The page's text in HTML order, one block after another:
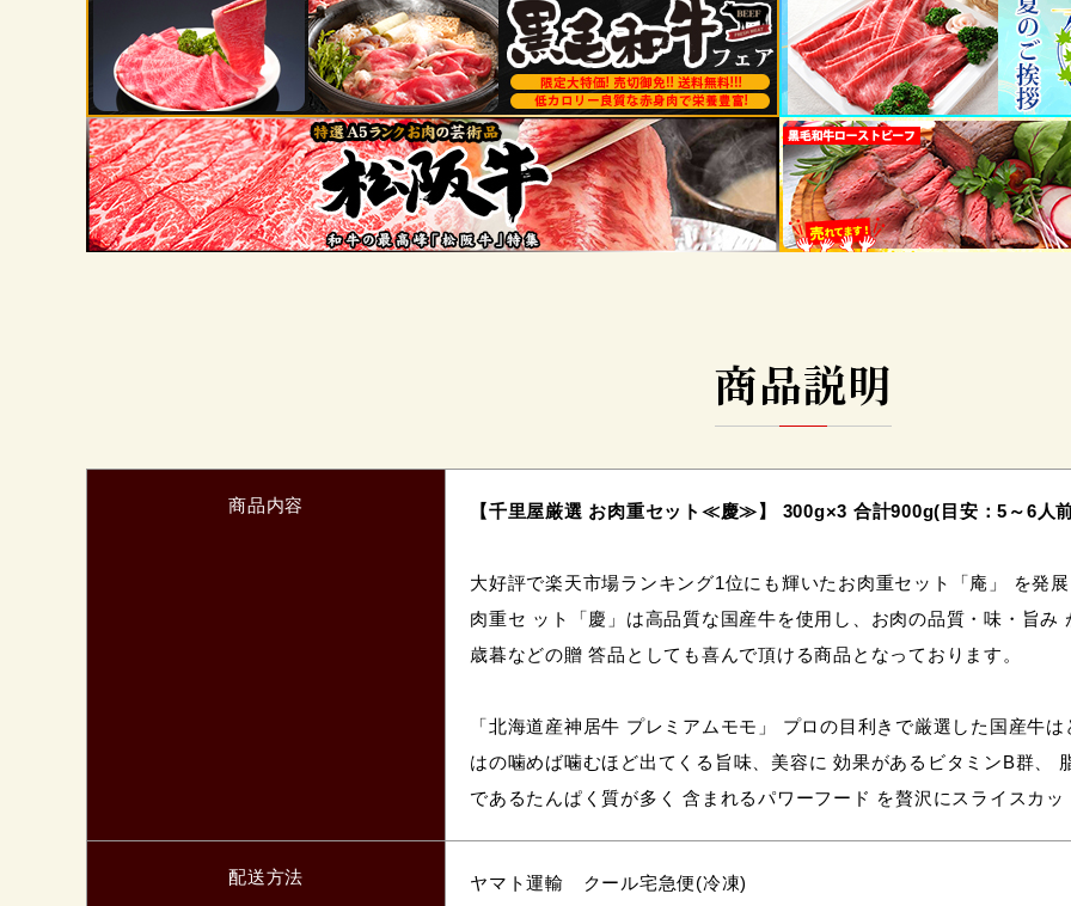
商品説明
商品内容 【千里屋厳選 お肉重セット≪慶≫】 300g×3 合計900g(目安：5～6人
大好評で楽天市場ランキング1位にも輝いたお肉重セット「庵」 を発
肉重セ ット「慶」は高品質な国産牛を使用し、お肉の品質・味・旨
歳暮などの贈 答品としても喜んで頂ける商品となっております。
「北海道産神居牛 プレミアムモモ」 プロの目利きで厳選した国産牛
はの噛めば噛むほど出てくる旨味、美容に 効果があるビタミンB群、
であるたんぱく質が多く 含まれるパワーフード を贅沢にスライスカ
配送方法
ヤマト運輸 クール宅急便(冷凍)